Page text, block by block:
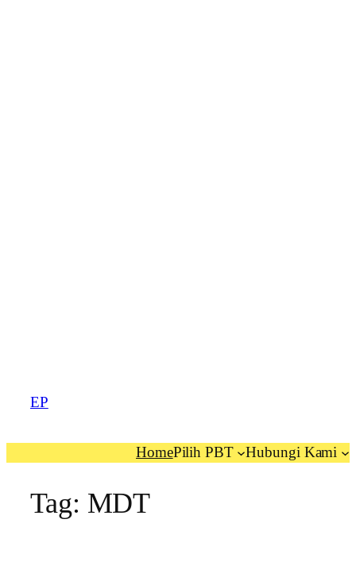
EP
HomePilih PBT Hubungi Kami
Tag: MDT